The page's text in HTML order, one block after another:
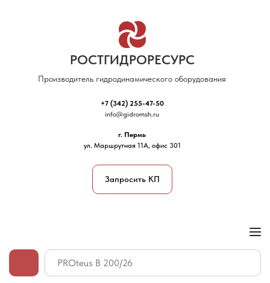
РОСТГИДРОРЕСУРС
Производитель гидродинамического оборудования
+7 (342) 255-47-50
info@gidromsh.ru
г. Пермь
ул. Маршрутная 11А, офис 301
Запросить КП